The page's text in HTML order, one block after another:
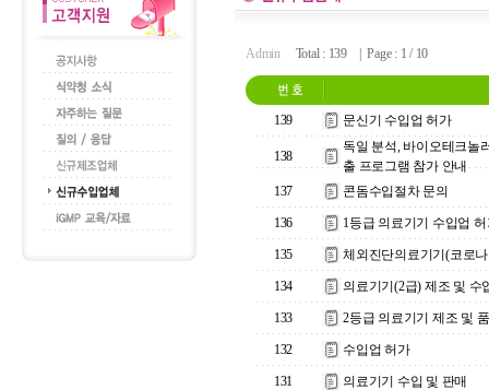
AdminTotal : 139 | Page : 1 / 10
139 문신기 수입업 허가
138
독일 분석, 바이오테크놀
출 프로그램 참가 안내
137
콘돔수입절차 문의
136 1등급 의료기기 수입업
135 체외진단의료기기(코로
134 의료기기(2급) 제조 및 수
133 2등급 의료기기 제조 및
132 수입업 허가
131 의료기기 수입 및 판매